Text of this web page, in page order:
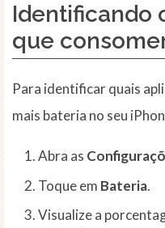
Identificando
que
Para identificar quais
mais bateria no seu
Abra as
Toque em Bateria.
Visualize a